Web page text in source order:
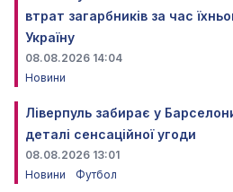
втрат загарбників за час
Україну
08.08.2026 14:04
Новини
Ліверпуль забирає у Барселони
деталі сенсаційної угоди
08.08.2026 13:01
Новини
Футбол